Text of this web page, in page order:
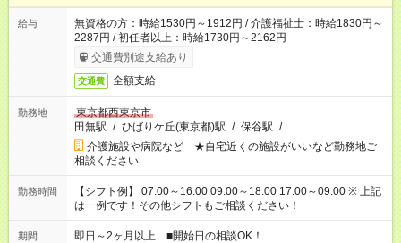
給与
無資格の方：時給1530円～1912円 / 介護福祉士：時給1830円～
2287円 / 初任者以上：時給1730円～2162円
交通費別途支給あり
交通費 全額支給
勤務地
東京都西東京市
田無駅 / ひばりケ丘(東京都)駅 / 保谷駅 / …
介護施設や病院など ★自宅近くの施設がいいなど勤務地ご
相談ください
勤務時間
【シフト例】 07:00～16:00 09:00～18:00 17:00～09:00 ※ 上記
は一例です！その他シフトもご相談ください！
期間 即日～2ヶ月以上 ■開始日の相談OK！